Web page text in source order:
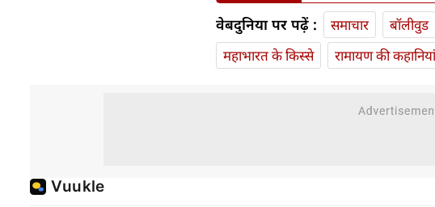
वेबदुनिया पर पढ़ें : समाचार बॉलीवुड
महाभारत के किस्से
रामायण की कहानियां